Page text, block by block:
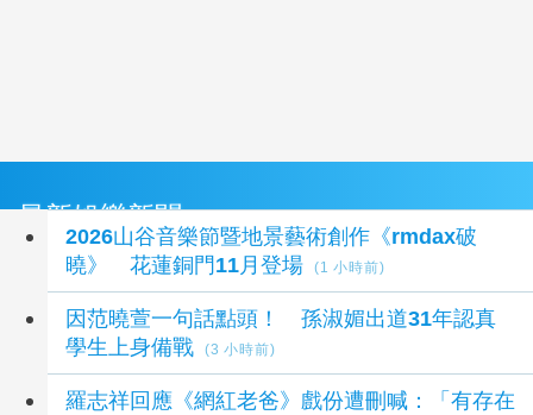
最新娛樂新聞
2026山谷音樂節暨地景藝術創作《rmdax破
曉》 花蓮銅門11月登場
(1 小時前)
因范曉萱一句話點頭！ 孫淑媚出道31年認真
學生上身備戰
(3 小時前)
羅志祥回應《網紅老爸》戲份遭刪喊：「有存在